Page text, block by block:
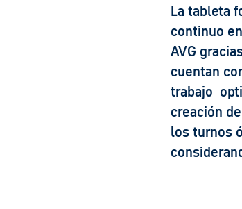
La tableta
continuo
AVG
cuentan
trabajo
creación
los turnos